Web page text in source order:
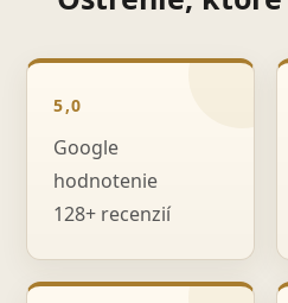
5,0
Google
hodnotenie
128+ recenzií